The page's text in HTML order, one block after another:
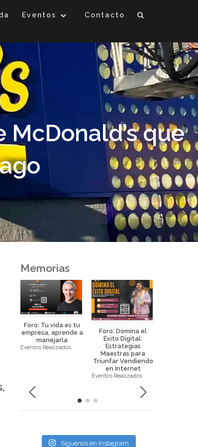
Eventos Contacto
que
Memorias
Foro: Tu vida es tu
empresa, aprende a
manejarla
Eventos Realizados
Foro: Domina el
Éxito Digital:
Estrategias
Maestras para
Triunfar Vendiendo
en Internet
Eventos Realizados
Síguenos en Instagram